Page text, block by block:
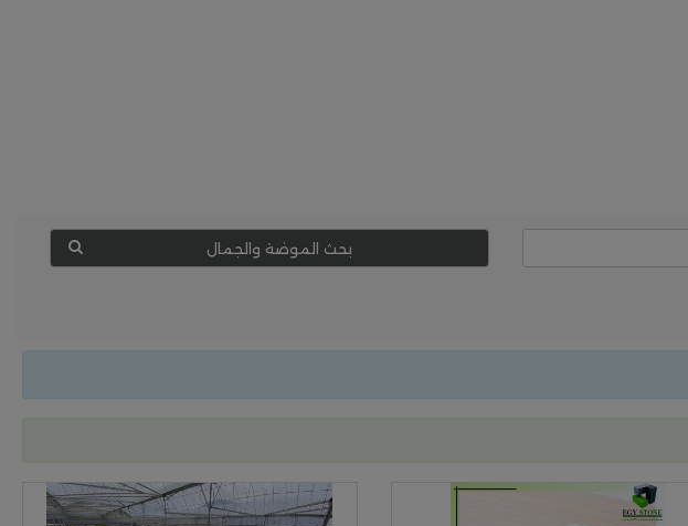
بحث الموضة والجمال